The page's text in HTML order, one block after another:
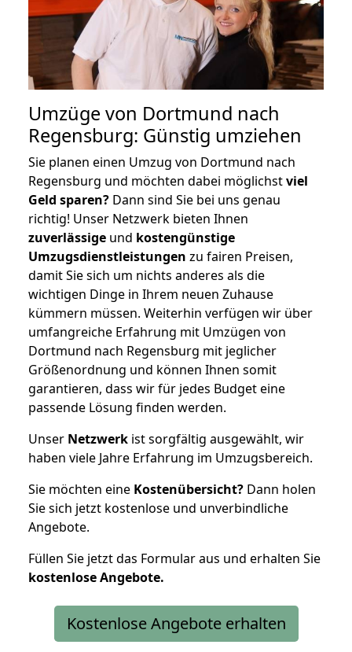
Umzüge von Dortmund nach
Regensburg: Günstig umziehen
Sie planen einen Umzug von Dortmund nach
Regensburg und möchten dabei möglichstviel
Geld sparen? Dann sind Sie bei uns genau
richtig! Unser Netzwerk bieten Ihnen
zuverlässige und kostengünstige
Umzugsdienstleistungen zu fairen Preisen,
damit Sie sich um nichts anderes als die
wichtigen Dinge in Ihrem neuen Zuhause
kümmern müssen. Weiterhin verfügen wir über
umfangreiche Erfahrung mit Umzügen von
Dortmund nach Regensburg mit jeglicher
Größenordnung und können Ihnen somit
garantieren, dass wir für jedes Budget eine
passende Lösung finden werden.
Unser Netzwerk ist sorgfältig ausgewählt, wir
haben viele Jahre Erfahrung im Umzugsbereich.
Sie möchten eine Kostenübersicht? Dann holen
Sie sich jetzt kostenlose und unverbindliche
Angebote.
Füllen Sie jetzt das Formular aus und erhalten Sie
kostenloseAngebote.
Kostenlose Angebote erhalten